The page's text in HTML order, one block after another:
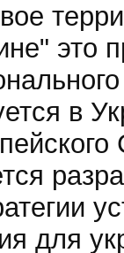
это
в
для